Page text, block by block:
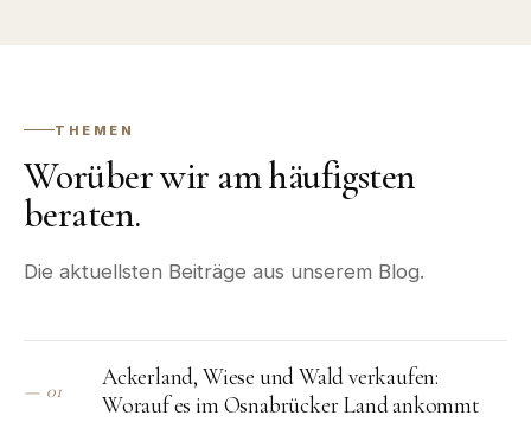
THEMEN
Worüber wir am häufigsten
beraten.
Die aktuellsten Beiträge aus unserem Blog.
— 01
Ackerland, Wiese und Wald verkaufen:
Worauf es im Osnabrücker Land ankommt